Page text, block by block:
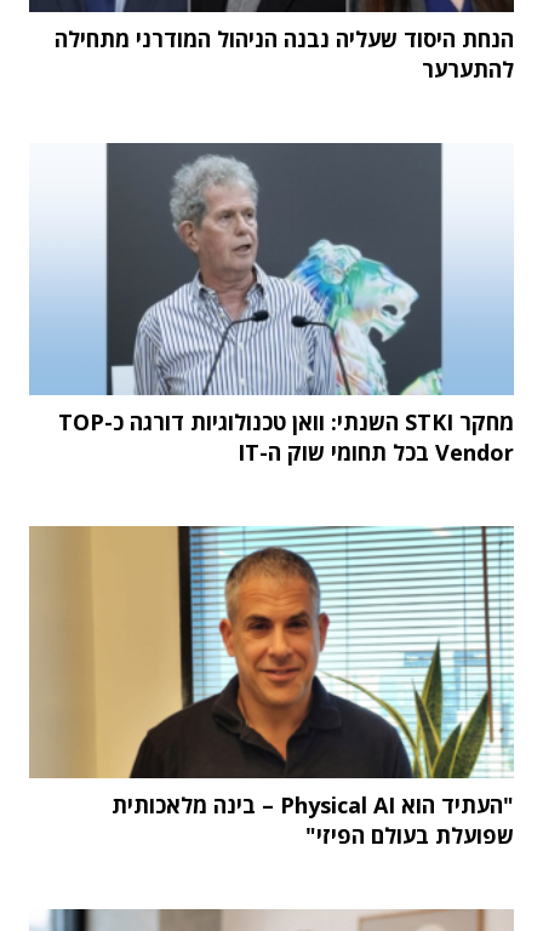
הנחת היסוד שעליה נבנה הניהול המודרני מתחילה
להתערער
מחקר STKI השנתי: וואן טכנולוגיות דורגה כ-TOP
Vendor בכל תחומי שוק ה-IT
"העתיד הוא Physical AI – בינה מלאכותית
שפועלת בעולם הפיזי"